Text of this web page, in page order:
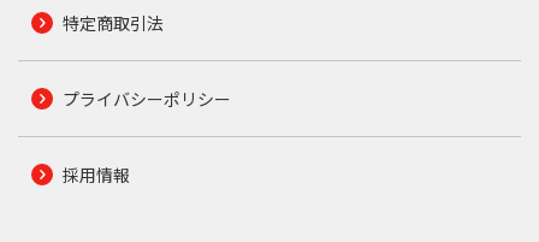
特定商取引法
プライバシーポリシー
採用情報